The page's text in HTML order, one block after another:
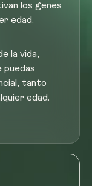
los genes
edad.
la vida,
puedas
tanto
edad.